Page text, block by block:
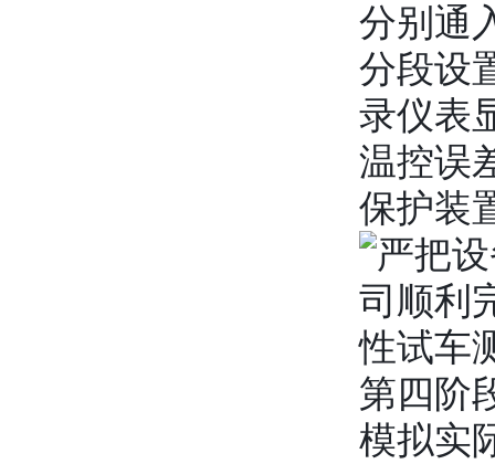
分别通
分段设
录仪表
温控误
保护装
第四阶
模拟实